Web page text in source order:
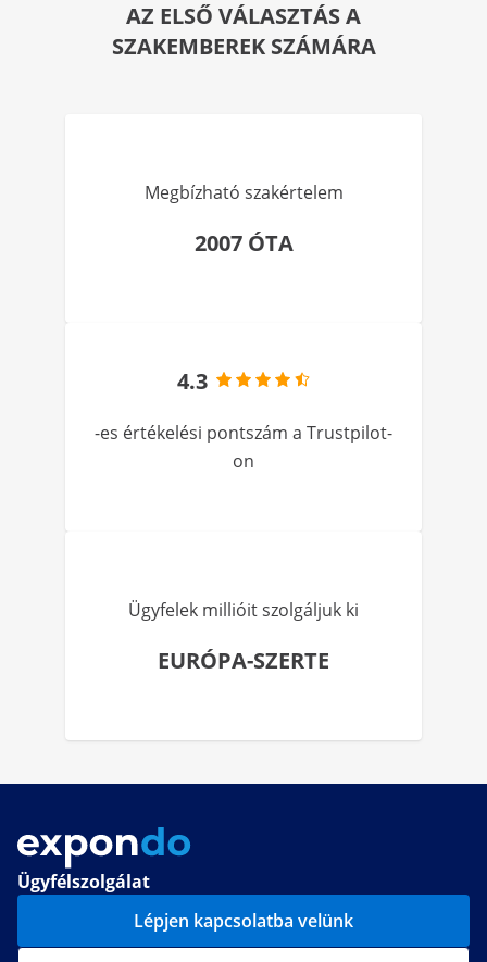
AZ ELSŐ VÁLASZTÁS A
SZAKEMBEREK SZÁMÁRA
Megbízható szakértelem
2007 ÓTA
4.3
-es értékelési pontszám a Trustpilot-
on
Ügyfelek millióit szolgáljuk ki
EURÓPA-SZERTE
Ügyfélszolgálat
Lépjen kapcsolatba velünk